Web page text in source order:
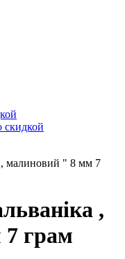
, малиновий " 8 мм 7
,
грам